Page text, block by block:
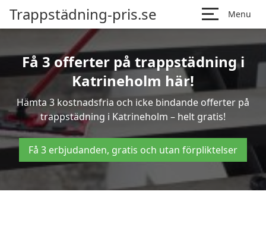
Trappstädning-pris.se Menu
Få 3 offerter på trappstädning i
Katrineholm här!
Hämta 3 kostnadsfria och icke bindande offerter på
trappstädning i Katrineholm – helt gratis!
Få 3 erbjudanden, gratis och utan förpliktelser